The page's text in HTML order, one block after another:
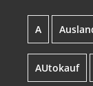
A
AUtokauf